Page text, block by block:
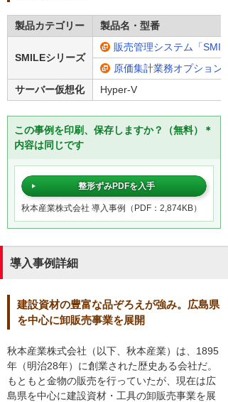
製品カテゴリー 製品名・型番
SMILEシリーズ
販売管理システム「
原価集計業務オプション
サーバー仮想化
Hyper-V
この事例を印刷、保存しますか？（無料）＊
内容は同じです
整形ずみPDFを入手
秋本産業株式会社 導入事例（PDF：2,874KB）
導入事例詳細
建設資材の豊富な品ぞろえが強み。広島県
を中心に卸販売事業を展開
秋本産業株式会社（以下、秋本産業）は、1895
年（明治28年）に創業された歴史ある会社だ。
もともと金物の販売を行っていたが、現在は広
島県を中心に建設資材・工具の卸販売事業を展